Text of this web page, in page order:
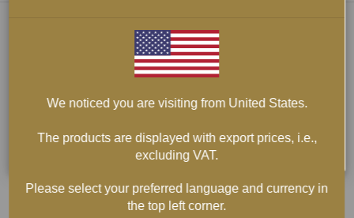
We noticed you are visiting from United States.
The products are displayed with export prices, i.e.,
excluding VAT.
Please select your preferred language and currency in
the top left corner.